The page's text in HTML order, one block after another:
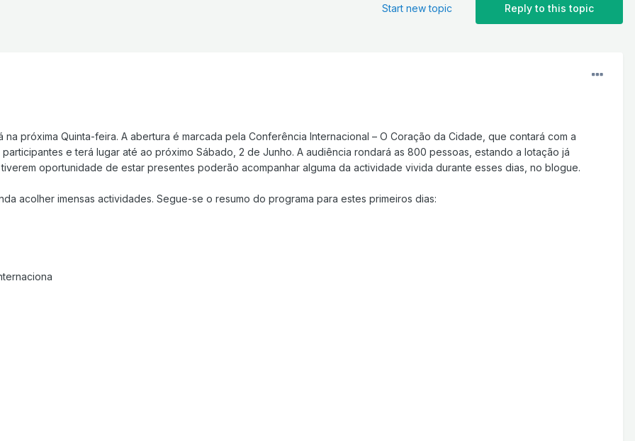
Reply to this topic
Start new topic
na próxima Quinta-feira. A abertura é marcada pela Conferência Internacional – O Coração da Cidade, que contará com a
e terá lugar até ao próximo Sábado, 2 de Junho. A audiência rondará as 800 pessoas, estando a lotação já
oportunidade de estar presentes poderão acompanhar alguma da actividade vivida durante esses dias, no blogue.
acolher imensas actividades. Segue-se o resumo do programa para estes primeiros dias: